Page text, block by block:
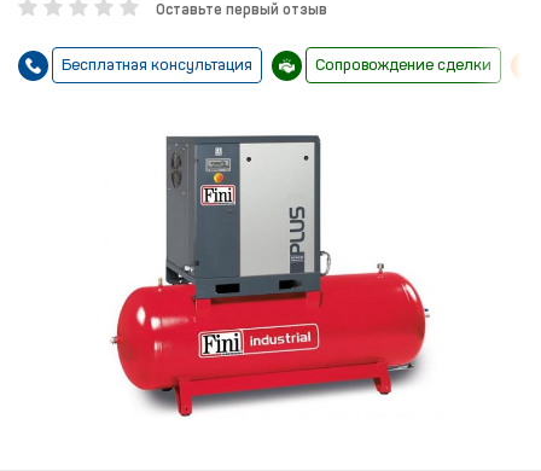
Оставьте первый отзыв
Бесплатная консультация Сопровождение сделки